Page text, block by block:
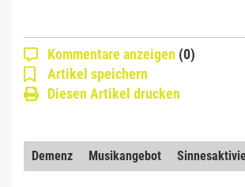
Kommentare anzeigen (0)
Artikel speichern
Diesen Artikel drucken
Demenz Musikangebot